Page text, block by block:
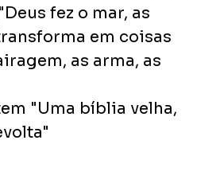
fez o mar, as
em coisas
as arma, as
"Uma bíblia velha,